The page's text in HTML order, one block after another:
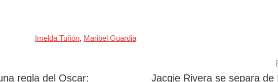
Imelda Tuñón, Maribel Guardia
regla del Oscar:
Jacqie Rivera se separa de